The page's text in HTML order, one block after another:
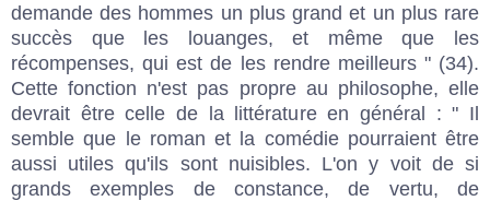
demande des hommes un plus grand et un plus rare
succès que les louanges, et même que les
récompenses, qui est de les rendre meilleurs " (34).
Cette fonction n'est pas propre au philosophe, elle
devrait être celle de la littérature en général : " Il
semble que le roman et la comédie pourraient être
aussi utiles qu'ils sont nuisibles. L'on y voit de si
grands exemples de constance, de vertu, de